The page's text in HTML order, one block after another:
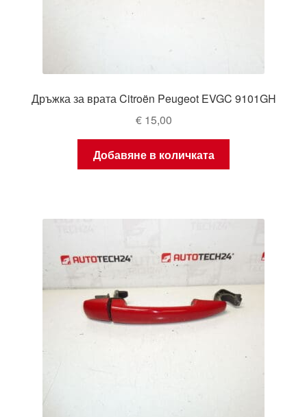
Дръжка за врата Citroën Peugeot EVGC 9101GH
€15,00
Добавяне в количката